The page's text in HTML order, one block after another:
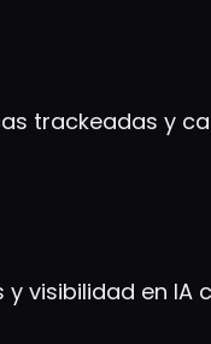
trackeadas y
visibilidad en